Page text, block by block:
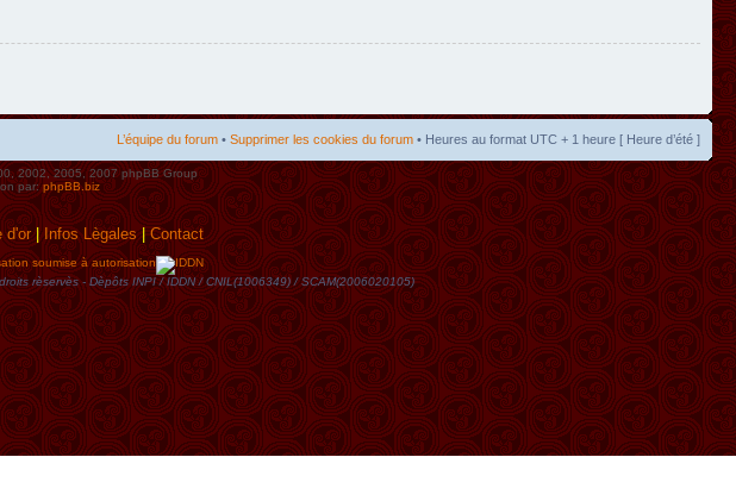
L’équipe du forum • Supprimer les cookies du forum • Heures au format UTC + 1 heure [ Heure d’été ]
2002, 2005, 2007 phpBB Group
par:phpBB.biz
d'or|Infos Lègales|Contact
soumise à autorisation
rèservès - Dèpôts INPI / IDDN / CNIL(1006349) / SCAM(2006020105)